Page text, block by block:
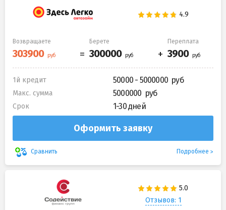
Возвращаете Берете Переплата
1й кредит 50000 - 5000000
Макс. сумма 5000000
Срок 1-30 дней
Оформить заявку
Сравнить Подробнее
Отзывов: 1